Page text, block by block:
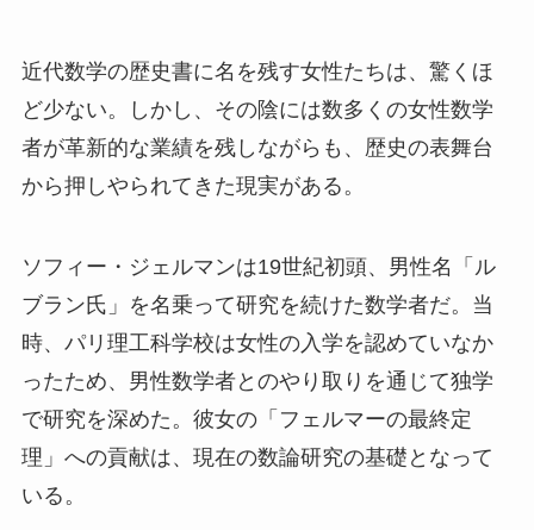
近代数学の歴史書に名を残す女性たちは、驚くほ
ど少ない。しかし、その陰には数多くの女性数学
者が革新的な業績を残しながらも、歴史の表舞台
から押しやられてきた現実がある。
ソフィー・ジェルマンは19世紀初頭、男性名「ル
ブラン氏」を名乗って研究を続けた数学者だ。当
時、パリ理工科学校は女性の入学を認めていなか
ったため、男性数学者とのやり取りを通じて独学
で研究を深めた。彼女の「フェルマーの最終定
理」への貢献は、現在の数論研究の基礎となって
いる。